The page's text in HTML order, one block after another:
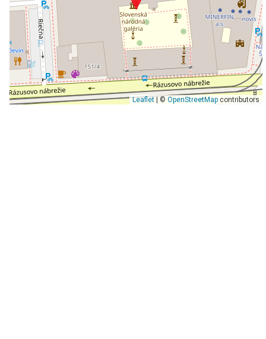
Leaflet| © OpenStreetMapcontributors